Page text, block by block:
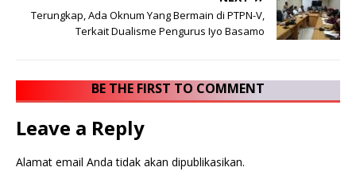
Terungkap, Ada Oknum Yang Bermain di PTPN-V,
Terkait Dualisme Pengurus Iyo Basamo
BE THE FIRST TO COMMENT
Leave a Reply
Alamat email Anda tidak akan dipublikasikan.